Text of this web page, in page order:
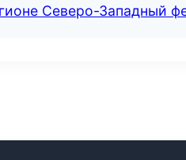
Северо-Западный